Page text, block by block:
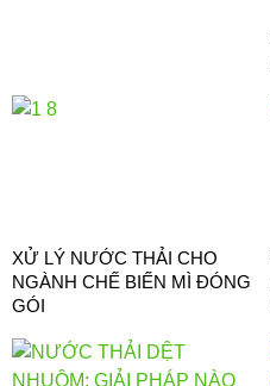
XỬ LÝ NƯỚC THẢI CHO
NGÀNH CHẾ BIẾN MÌ ĐÓNG
GÓI